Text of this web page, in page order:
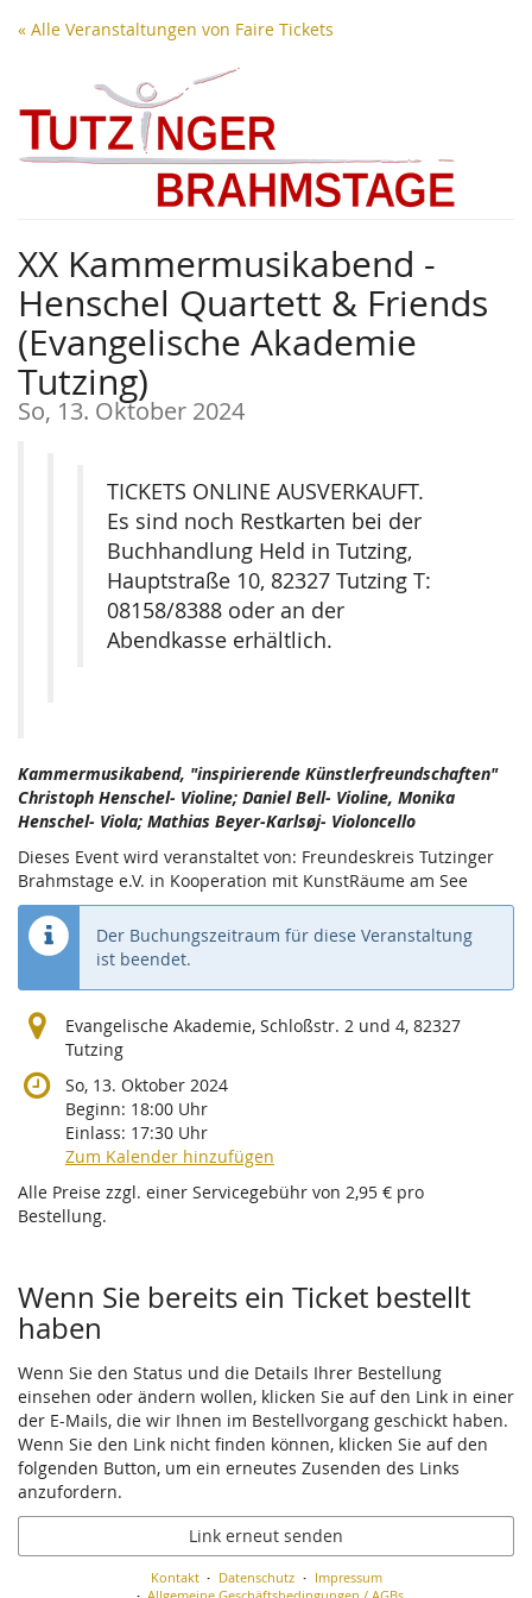
Zum
« Alle Veranstaltungen von Faire Tickets
XX Kammermusikabend -
Henschel Quartett & Friends
(Evangelische Akademie
Tutzing)
So, 13. Oktober 2024
TICKETS ONLINE AUSVERKAUFT.
Es sind noch Restkarten bei der
Buchhandlung Held in Tutzing,
Hauptstraße 10, 82327 Tutzing T:
08158/8388 oder an der
Abendkasse erhältlich.
Kammermusikabend, "inspirierende Künstlerfreundschaften"
Christoph Henschel- Violine; Daniel Bell- Violine, Monika
Henschel- Viola; Mathias Beyer-Karlsøj- Violoncello
Dieses Event wird veranstaltet von: Freundeskreis Tutzinger
Brahmstage e.V. in Kooperation mit KunstRäume am See
Der Buchungszeitraum für diese Veranstaltung
ist beendet.
Evangelische Akademie, Schloßstr. 2 und 4, 82327
Tutzing
So, 13. Oktober 2024
Beginn: 18:00 Uhr
Einlass: 17:30 Uhr
Zum Kalender hinzufügen
Alle Preise zzgl. einer Servicegebühr von 2,95 € pro
Bestellung.
Wenn Sie bereits ein Ticket bestellt
haben
Wenn Sie den Status und die Details Ihrer Bestellung
einsehen oder ändern wollen, klicken Sie auf den Link in einer
der E-Mails, die wir Ihnen im Bestellvorgang geschickt haben.
Wenn Sie den Link nicht finden können, klicken Sie auf den
folgenden Button, um ein erneutes Zusenden des Links
anzufordern.
Link erneut senden
Kontakt Datenschutz
Impressum